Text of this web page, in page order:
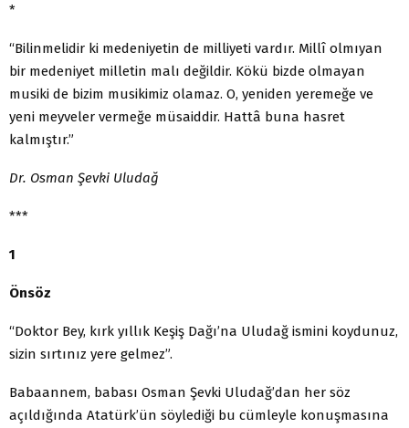
*
“Bilinmelidir ki medeniyetin de milliyeti vardır. Millî olmıyan
bir medeniyet milletin malı değildir. Kökü bizde olmayan
musiki de bizim musikimiz olamaz. O, yeniden yeremeğe ve
yeni meyveler vermeğe müsaiddir. Hattâ buna hasret
kalmıştır.”
Dr. Osman Şevki Uludağ
***
1
Önsöz
“Doktor Bey, kırk yıllık Keşiş Dağı’na Uludağ ismini koydunuz,
sizin sırtınız yere gelmez”.
Babaannem, babası Osman Şevki Uludağ’dan her söz
açıldığında Atatürk’ün söylediği bu cümleyle konuşmasına